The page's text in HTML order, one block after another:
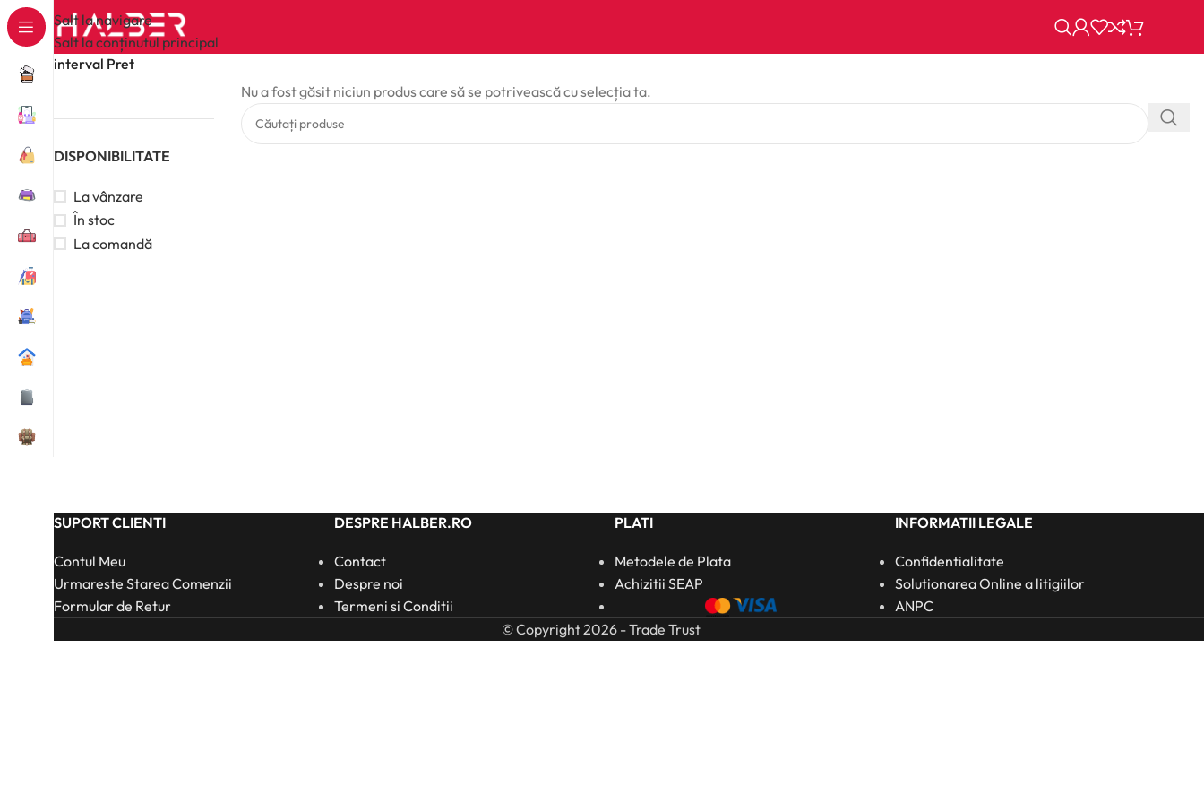
Salt la navigare
Salt la conținutul principal
interval Pret
DISPONIBILITATE
La vânzare
În stoc
La comandă
Nu a fost găsit niciun produs care să se potrivească cu selecția ta.
SUPORT CLIENTI
Contul Meu
Urmareste Starea Comenzii
Formular de Retur
DESPRE HALBER.RO
Contact
Despre noi
Termeni si Conditii
PLATI
Metodele de Plata
Achizitii SEAP
INFORMATII LEGALE
Confidentialitate
Solutionarea Online a litigiilor
ANPC
© Copyright 2026 - Trade Trust